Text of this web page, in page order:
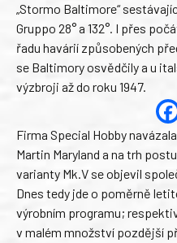
„Stormo Baltimore“
Gruppo 28° a 132°. I přes
řadu havárií způsobených
se Baltimory osvědčily a u
výzbroji až do roku 1947.
Firma Special Hobby
Martin Maryland a na trh
varianty Mk.V se objevil
Dnes tedy jde o poměrně
výrobním programu;
v malém množství pozdější